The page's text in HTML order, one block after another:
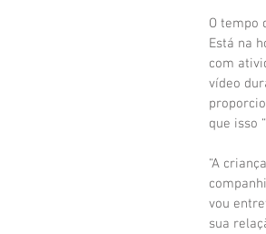
O tempo
Está na
com
vídeo
que isso
“A
vou
sua